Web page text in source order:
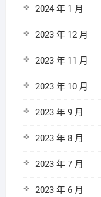
2024 年 1 月
2023 年 12 月
2023 年 11 月
2023 年 10 月
2023 年 9 月
2023 年 8 月
2023 年 7 月
2023 年 6 月